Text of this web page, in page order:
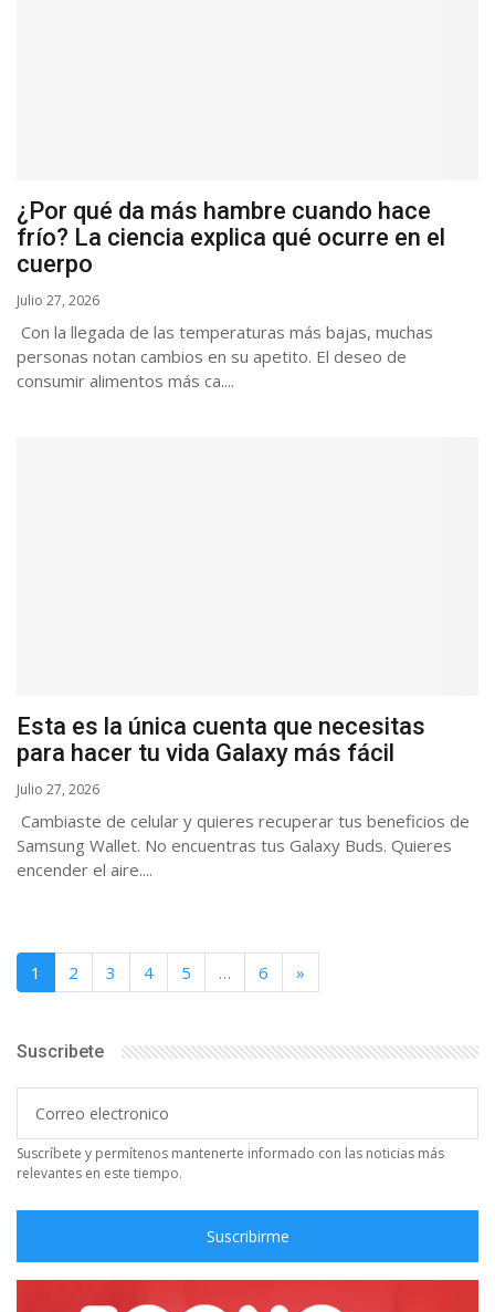
¿Por qué da más hambre cuando hace
frío? La ciencia explica qué ocurre en el
cuerpo
Julio 27, 2026
Con la llegada de las temperaturas más bajas, muchas
personas notan cambios en su apetito. El deseo de
consumir alimentos más ca....
Esta es la única cuenta que necesitas
para hacer tu vida Galaxy más fácil
Julio 27, 2026
Cambiaste de celular y quieres recuperar tus beneficios de
Samsung Wallet. No encuentras tus Galaxy Buds. Quieres
encender el aire....
1 2 3 4 5 … 6 »
Suscribete
Suscríbete y permítenos mantenerte informado con las noticias más
relevantes en este tiempo.
Suscribirme